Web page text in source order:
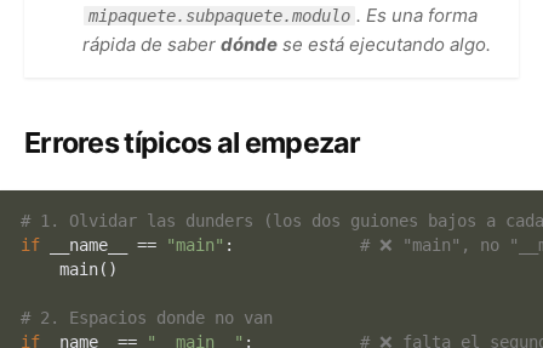
mipaquete.subpaquete.modulo . Es una forma
rápida de saber dónde se está ejecutando algo.
Errores típicos al empezar
# 1. Olvidar las dunders (los dos guiones bajos a
if __name__ == "main" : # ❌ "main", no
    main()
# 2. Espacios donde no van
if _name_ == "__main__" : # ❌ falta el